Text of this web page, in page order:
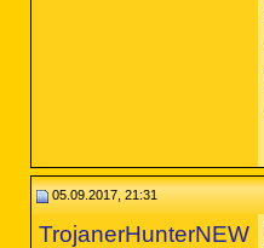
05.09.2017, 21:31
TrojanerHunterNEW